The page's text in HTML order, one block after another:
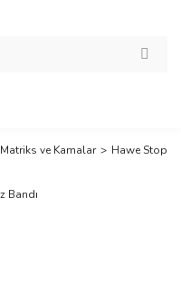
Matriks ve Kamalar Hawe